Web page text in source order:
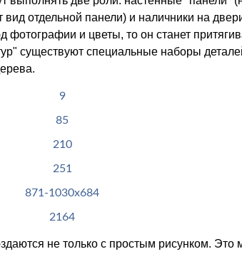
отдельной панели) и наличники на
фотографии и цветы, то он станет
существуют специальные наборы
не только с простым рисунком. Это